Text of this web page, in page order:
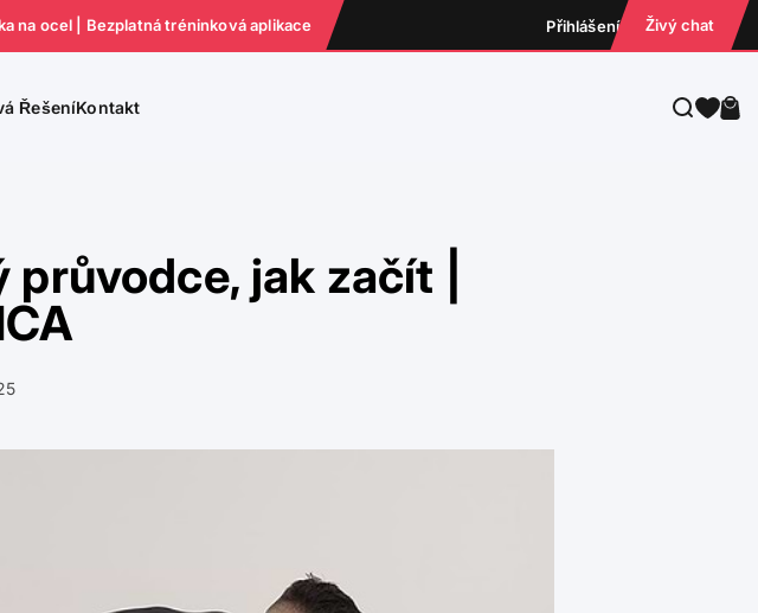
na ocel | Bezplatná tréninková aplikace Přihlášení Živý chat
ŘešeníKontakt Hledat
jak začít |